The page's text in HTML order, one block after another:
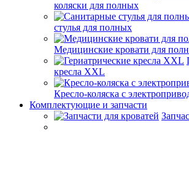
коляски для полных
стулья для полных
Медицинские кровати для
кресла XXL
Кресло-коляска с
Комплектующие и запчасти